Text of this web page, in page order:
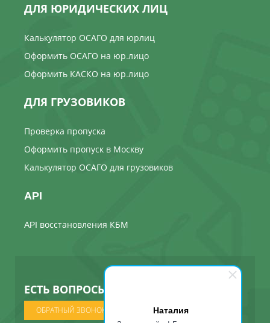
Наталия
ДЛЯ ЮРИДИЧЕСКИХ ЛИЦ
Калькулятор ОСАГО для юрлиц
Оформить ОСАГО на юр.лицо
Оформить КАСКО на юр.лицо
ДЛЯ ГРУЗОВИКОВ
Проверка пропуска
Оформить пропуск в Москву
Калькулятор ОСАГО для грузовиков
API
API восстановления КБМ
ЕСТЬ ВОПРОСЫ ? МЫ ПОЗВОНИМ
ОБРАТНЫЙ ЗВОНОК